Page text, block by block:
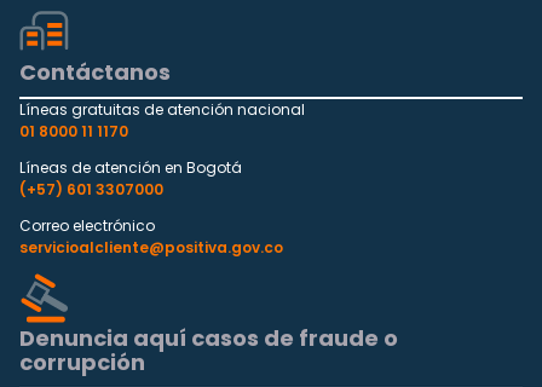
Contáctanos
Líneas gratuitas de atención nacional
01 8000 11 1170
Líneas de atención en Bogotá
(+57) 601 3307000
Correo electrónico
servicioalcliente@positiva.gov.co
Denuncia aquí casos de fraude o
corrupción